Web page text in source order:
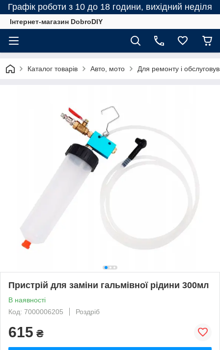
Графік роботи з 10 до 18 години, вихідний неділя
Інтернет-магазин DobroDIY
Каталог товарів Авто, мото Для ремонту і
Пристрій для заміни гальмівної рідини 300мл
В наявності
Код: 7000006205
Роздріб
615 ₴